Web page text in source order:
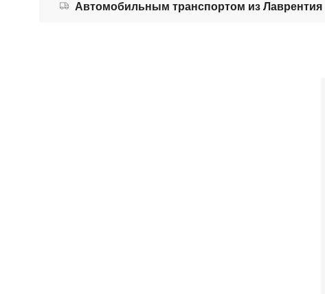
Автомобильным транспортом из Лаврентия